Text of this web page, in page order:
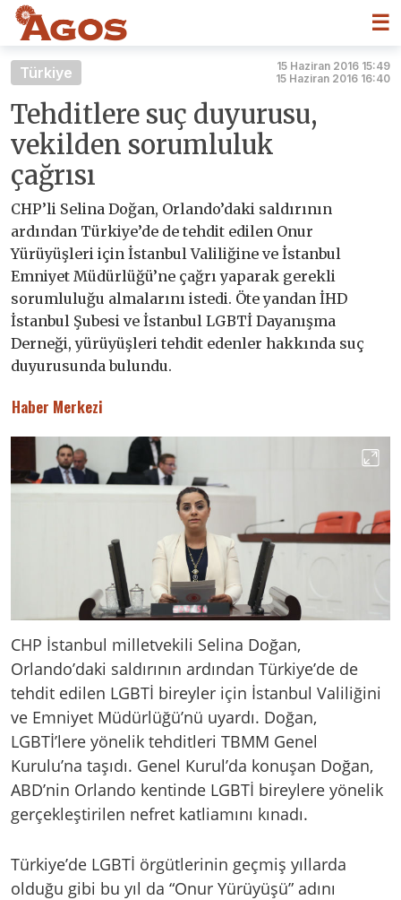
☰
Türkiye
15 Haziran 2016 15:49
15 Haziran 2016 16:40
Tehditlere suç duyurusu,
vekilden sorumluluk
çağrısı
CHP’li Selina Doğan, Orlando’daki saldırının
ardından Türkiye’de de tehdit edilen Onur
Yürüyüşleri için İstanbul Valiliğine ve İstanbul
Emniyet Müdürlüğü’ne çağrı yaparak gerekli
sorumluluğu almalarını istedi. Öte yandan İHD
İstanbul Şubesi ve İstanbul LGBTİ Dayanışma
Derneği, yürüyüşleri tehdit edenler hakkında suç
duyurusunda bulundu.
Haber Merkezi
CHP İstanbul milletvekili Selina Doğan,
Orlando’daki saldırının ardından Türkiye’de de
tehdit edilen LGBTİ bireyler için İstanbul Valiliğini
ve Emniyet Müdürlüğü’nü uyardı. Doğan,
LGBTİ’lere yönelik tehditleri TBMM Genel
Kurulu’na taşıdı. Genel Kurul’da konuşan Doğan,
ABD’nin Orlando kentinde LGBTİ bireylere yönelik
gerçekleştirilen nefret katliamını kınadı.
Türkiye’de LGBTİ örgütlerinin geçmiş yıllarda
olduğu gibi bu yıl da “Onur Yürüyüşü” adını